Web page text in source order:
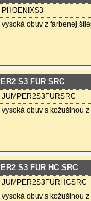
PHOENIXS3
vysoká obuv z farbenej
S3 FUR SRC
JUMPER2S3FURSRC
vysoká obuv s kožušinou
S3 FUR HC SRC
JUMPER2S3FURHCSRC
vysoká obuv s kožušinou